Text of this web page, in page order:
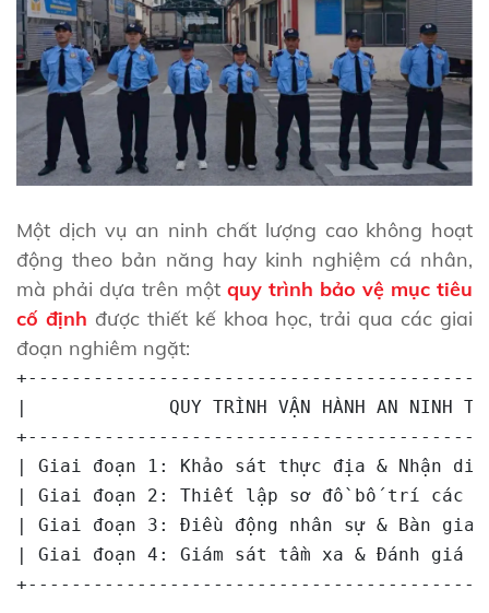
Một dịch vụ an ninh chất lượng cao không hoạt
động theo bản năng hay kinh nghiệm cá nhân,
mà phải dựa trên một quy trình bảo vệ mục tiêu
cố định được thiết kế khoa học, trải qua các giai
đoạn nghiêm ngặt:
|             QUY TRÌNH VẬN HÀNH AN
| Giai đoạn 1: Khảo sát thực địa & Nhận
| Giai đoạn 2: Thiết lập sơ đồ bố trí
| Giai đoạn 3: Điều động nhân sự & Bàn
| Giai đoạn 4: Giám sát tầm xa & Đánh